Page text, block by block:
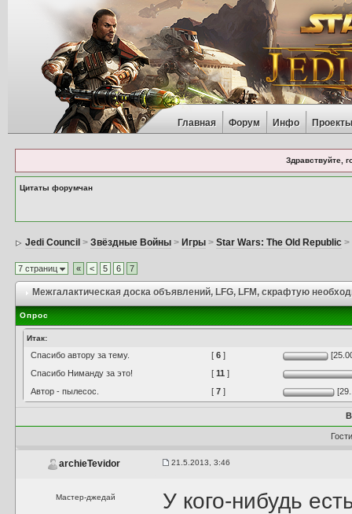
Главная Форум Инфо
Здравствуйте,
Цитаты форумчан
Jedi Council >Звёздные Войны > Игры >Star Wars: The Old Republic >
7 страниц « < 5 6 7
Межгалактическая доска объявлений, LFG, LFM, скрафтую
Опрос
Итак:
Спасибо автору за тему. [6 ]
Спасибо Ниманду за это!
[11 ]
Автор - пылесос.
[7 ]
archieTevidor 21.5.2013, 3:46
Мастер-джедай У кого-нибудь